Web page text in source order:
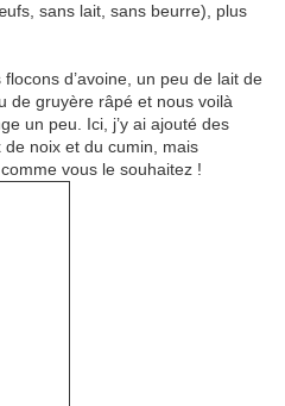
sans lait, sans beurre), plus
d’avoine, un peu de lait de
de gruyère râpé et nous voilà
un peu. Ici, j’y ai ajouté des
noix et du cumin, mais
vous le souhaitez !